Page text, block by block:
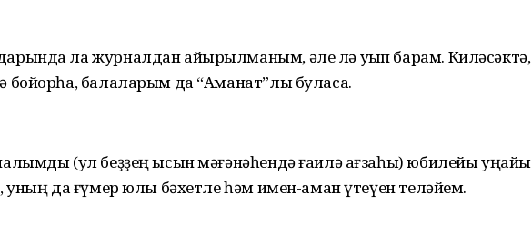
ла журналдан айырылманым, әле лә уҡып барам. Киләсәктә,
бойорһа, балаларым да “Аманат”лы буласаҡ.
(ул беҙҙең ысын мәғәнәһендә ғаилә ағзаһы) юбилейы уңайы
уның да ғүмер юлы бәхетле һәм имен-аман үтеүен теләйем.